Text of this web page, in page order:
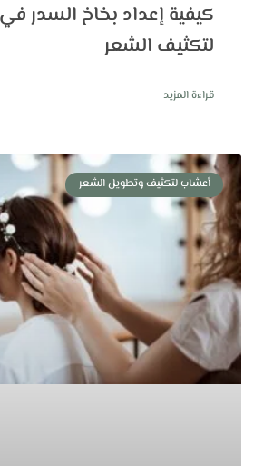
كيفية إعداد بخاخ السدر
لتكثيف الشعر
قراءة المزيد
أعشاب لتكثيف وتطويل الشعر